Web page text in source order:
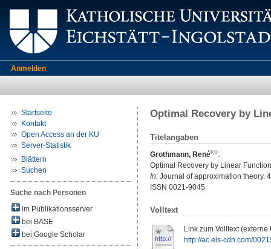
Anmelden
Startseite
Kontakt
Open Access an der KU
Server-Statistik
Blättern
Suchen
Suche nach Personen
im Publikationsserver
bei BASE
bei Google Scholar
Optimal Recovery by
Titelangaben
Grothmann, René
:
Optimal Recovery by Linear
In: Journal of approximation theory.
ISSN 0021-9045
Volltext
Link zum Volltext (externe
http://ac.els-cdn.com/